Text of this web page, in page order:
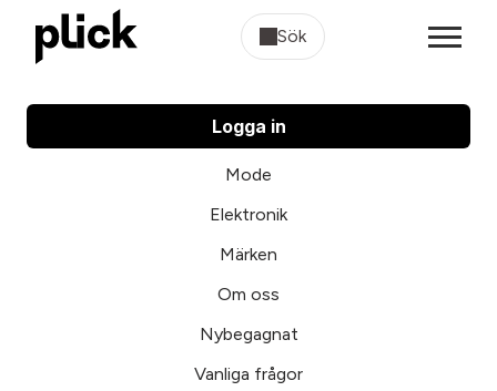
Sök
Logga in
Mode
Elektronik
Märken
Om oss
Nybegagnat
Vanliga frågor